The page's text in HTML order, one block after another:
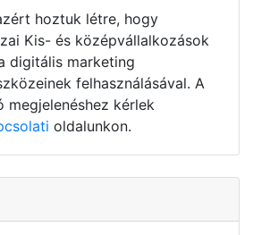
hoztuk létre, hogy
Kis- és középvállalkozások
digitális marketing
felhasználásával. A
megjelenéshez kérlek
oldalunkon.